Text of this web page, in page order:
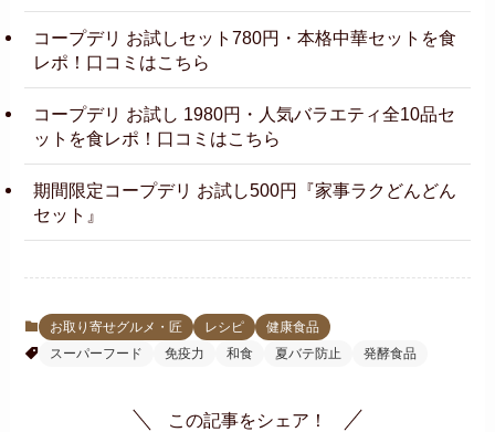
コープデリ お試しセット780円・本格中華セットを食
レポ！口コミはこちら
コープデリ お試し 1980円・人気バラエティ全10品セ
ットを食レポ！口コミはこちら
期間限定コープデリ お試し500円『家事ラクどんどん
セット』
お取り寄せグルメ・匠 レシピ
健康食品
スーパーフード
免疫力 和食 夏バテ防止 発酵食品
この記事をシェア！